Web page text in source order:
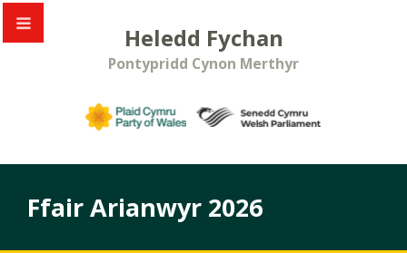
Heledd Fychan
Pontypridd Cynon Merthyr
Ffair Arianwyr 2026